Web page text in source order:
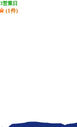
3営業日
(1件)